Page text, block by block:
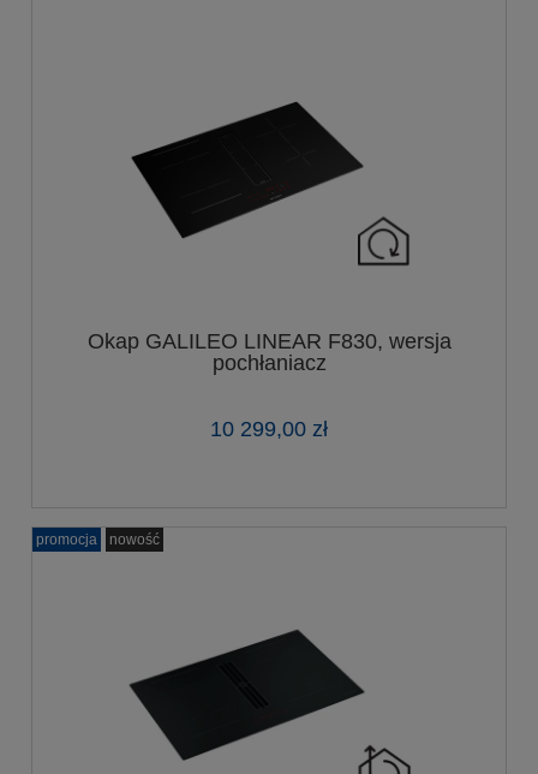
Okap GALILEO LINEAR F830, wersja
pochłaniacz
10 299,00 zł
promocja nowość